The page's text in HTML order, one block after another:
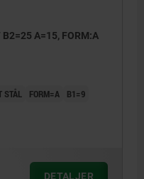
B2=25 A=15, FORM:A
STÅL
FORM=A
B1=9
DETALJER